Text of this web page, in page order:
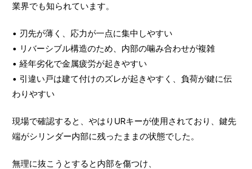
業界でも知られています。
• 刃先が薄く、応力が一点に集中しやすい
• リバーシブル構造のため、内部の噛み合わせが複雑
• 経年劣化で金属疲労が起きやすい
• 引違い戸は建て付けのズレが起きやすく、負荷が鍵に伝
わりやすい
現場で確認すると、やはりURキーが使用されており、鍵先
端がシリンダー内部に残ったままの状態でした。
無理に抜こうとすると内部を傷つけ、